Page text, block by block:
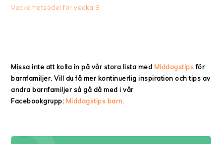
Veckomatsedel för vecka 9
Missa inte att kolla in på vår stora lista med Middagstipsför
barnfamiljer. Vill du få mer kontinuerlig inspiration och tips av
andra barnfamiljer så gå då med i vår
Facebookgrupp: Middagstips barn.